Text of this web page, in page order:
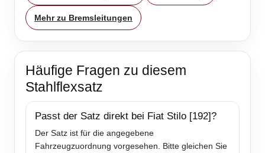
Mehr zu Bremsleitungen
Häufige Fragen zu diesem
Stahlflexsatz
Passt der Satz direkt bei Fiat Stilo [192]?
Der Satz ist für die angegebene
Fahrzeugzuordnung vorgesehen. Bitte gleichen Sie